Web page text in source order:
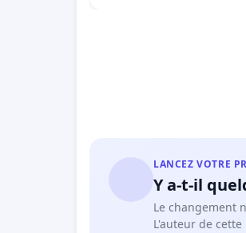
LANCEZ VOTRE
Y a-t-il
Le changement
L'auteur de